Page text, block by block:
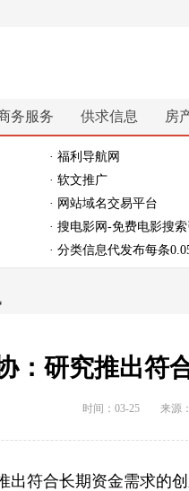
务服务 供求信息 房
最新资讯 最新推文
· 福利导航网
· 软文推广
· 网站域名交易平台
· 搜电影网-免费电影搜
· 分类信息代发布每条
：研究推出符
时间：03-25 来源：
出符合长期资金需求的